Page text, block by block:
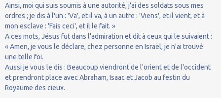
Ainsi, moi qui suis soumis à une autorité, j'ai des soldats sous mes
ordres ; je dis à l'un : 'Va', et il va, à un autre : 'Viens', et il vient, et à
mon esclave : 'Fais ceci', et il le fait. »
A ces mots, Jésus fut dans l'admiration et dit à ceux qui le suivaient :
« Amen, je vous le déclare, chez personne en Israël, je n'ai trouvé
une telle foi.
Aussi je vous le dis : Beaucoup viendront de l'orient et de l'occident
et prendront place avec Abraham, Isaac et Jacob au festin du
Royaume des cieux.